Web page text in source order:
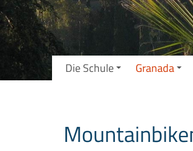
Die Schule Granada